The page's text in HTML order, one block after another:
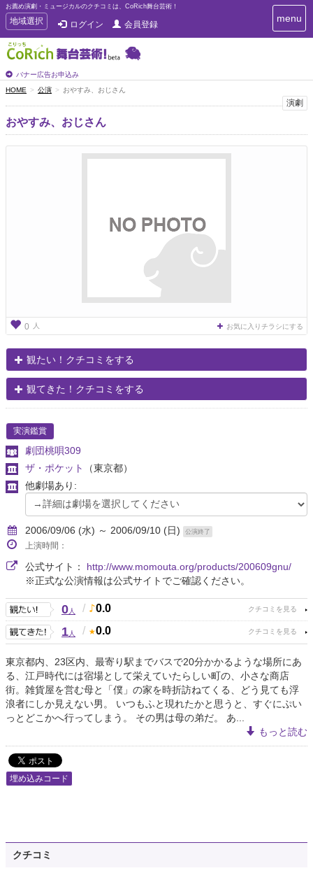
お薦め演劇・ミュージカルのクチコミは、CoRich舞台芸術！
T
o
g
g
e
n
a
v
i
地域選択 ログイン 会員登録
バナー広告お申込み
T
o
i
menu
HOME 公演 おやすみ、おじさん
演劇
おやすみ、おじさん
0 人 お気に入りチラシにする
観たい！クチコミをする
観てきた！クチコミをする
実演鑑賞
劇団桃唄309
ザ・ポケット
（東京都）
他劇場あり:
2006/09/06 (水) ～ 2006/09/10 (日) 公演終了
上演時間：
公式サイト： http://www.momouta.org/products/200609gnu/
※正式な公演情報は公式サイトでご確認ください。
0人 / 0.0
1人 / 0.0
東京都内、23区内、最寄り駅までバスで20分かかるような場所にあ
る、江戸時代には宿場として栄えていたらしい町の、小さな商店
街。雑貨屋を営む母と「僕」の家を時折訪ねてくる、どう見ても浮
浪者にしか見えない男。 いつもふと現れたかと思うと、すぐにぷい
っとどこかへ行ってしまう。 その男は母の弟だ。 あ...
もっと読む
埋め込みコード
クチコミ